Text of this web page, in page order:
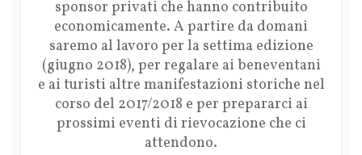
sponsor privati che hanno contribuito
economicamente. A partire da domani
saremo al lavoro per la settima edizione
(giugno 2018), per regalare ai beneventani
e ai turisti altre manifestazioni storiche nel
corso del 2017/2018 e per prepararci ai
prossimi eventi di rievocazione che ci
attendono.